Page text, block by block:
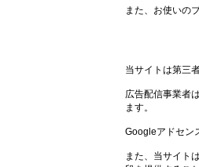
また、お使いの
当サイトは第三
広告配信事業者
ます。
Googleアドセン
また、当サイト